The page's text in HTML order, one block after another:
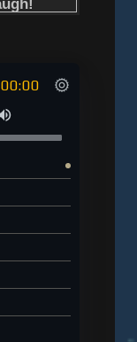
00:00